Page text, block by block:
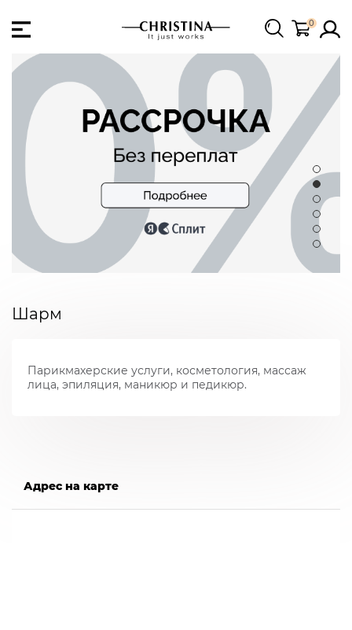
0
Шарм
Парикмахерские услуги, косметология, массаж
лица, эпиляция, маникюр и педикюр.
Адрес на карте